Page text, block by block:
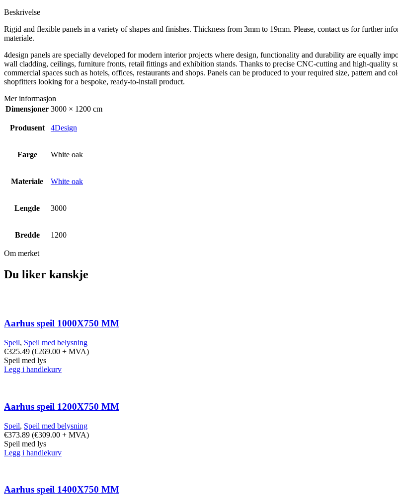
Beskrivelse
Rigid and flexible panels in a variety of shapes and finishes. Thickness from 3mm to 19mm. Please, contact us for further
materiale.
4design panels are specially developed for modern interior projects where design, functionality and durability are equally
wall cladding, ceilings, furniture fronts, retail fittings and exhibition stands. Thanks to precise CNC-cutting and high-quality
commercial spaces such as hotels, offices, restaurants and shops. Panels can be produced to your required size, pattern and
shopfitters looking for a bespoke, ready-to-install product.
Mer informasjon
Dimensjoner 3000 × 1200 cm
Produsent 4Design
Farge White oak
Materiale White oak
Lengde 3000
Bredde 1200
Om merket
Du liker kanskje
Aarhus speil 1000X750 MM
Speil, Speil med belysning
€325.49 (€269.00 + MVA)
Speil med lys
Legg i handlekurv
Aarhus speil 1200X750 MM
Speil, Speil med belysning
€373.89 (€309.00 + MVA)
Speil med lys
Legg i handlekurv
Aarhus speil 1400X750 MM